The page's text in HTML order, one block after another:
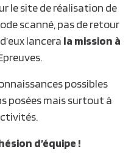
le site de réalisation de
scanné, pas de retour
lancera la mission à
possibles
posées mais surtout à
d’équipe !